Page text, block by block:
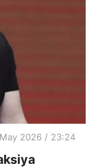
2026 / 23:24